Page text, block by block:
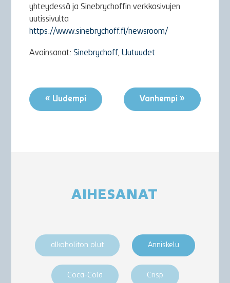
yhteydessä ja Sinebrychoffin verkkosivujen
uutissivulta
https://www.sinebrychoff.fi/newsroom/
Avainsanat:Sinebrychoff, Uutuudet
Vanhempi »
« Uudempi
AIHESANAT
alkoholiton olut Anniskelu
Coca-Cola Crisp